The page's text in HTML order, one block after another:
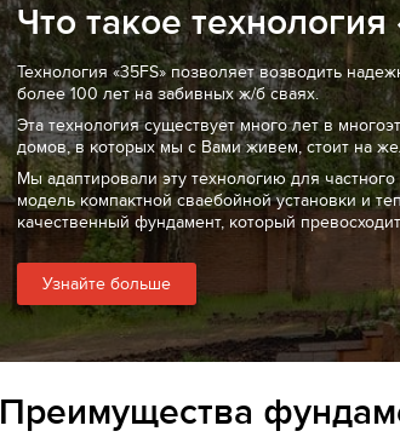
Что такое технология
Технология «35FS» позволяет возводить
более 100 лет на забивных ж/б сваях.
Эта технология существует много лет в
домов, в которых мы с Вами живем, стоит на
Мы адаптировали эту технологию для
модель компактной сваебойной установки и
качественный фундамент, который
Узнайте больше
Преимущества